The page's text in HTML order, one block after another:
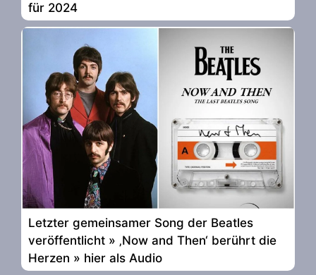
für 2024
Letzter gemeinsamer Song der Beatles
veröffentlicht » ‚Now and Then‘ berührt die
Herzen » hier als Audio